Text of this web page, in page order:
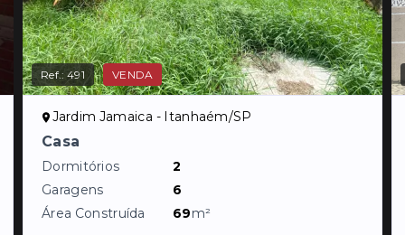
Ref.:491 VENDA
Jardim Jamaica - Itanhaém/SP
Casa
Dormitórios
2
Garagens
6
Área Construída
69m²